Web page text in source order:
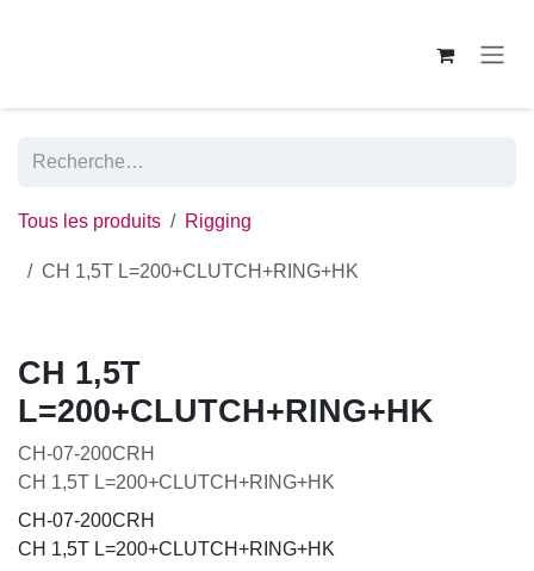
Tous les produits Rigging
CH 1,5T L=200+CLUTCH+RING+HK
CH 1,5T
L=200+CLUTCH+RING+HK
CH-07-200CRH
CH 1,5T L=200+CLUTCH+RING+HK
CH-07-200CRH
CH 1,5T L=200+CLUTCH+RING+HK